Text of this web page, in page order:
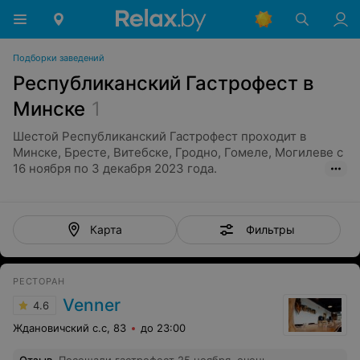
Подборки заведений
Республиканский Гастрофест в
Минске 1
Шестой Республиканский Гастрофест проходит в
Минске, Бресте, Витебске, Гродно, Гомеле, Могилеве с
16 ноября по 3 декабря 2023 года.
Карта Фильтры
РЕСТОРАН
4.6 Venner
Ждановичский с.с, 83 до 23:00